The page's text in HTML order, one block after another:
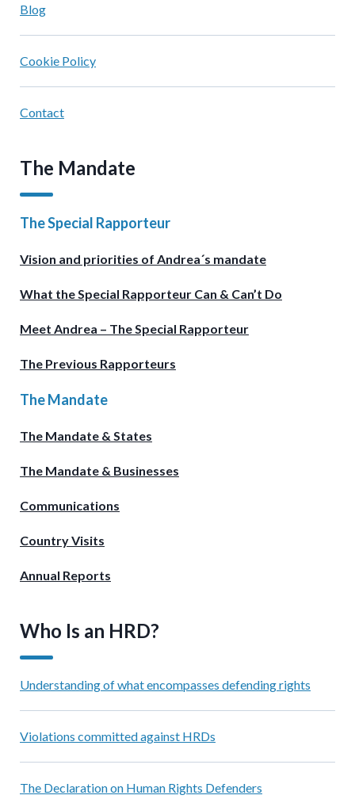
Blog
Cookie Policy
Contact
The Mandate
The Special Rapporteur
Vision and priorities of Andrea´s mandate
What the Special Rapporteur Can & Can’t Do
Meet Andrea – The Special Rapporteur
The Previous Rapporteurs
The Mandate
The Mandate & States
The Mandate & Businesses
Communications
Country Visits
Annual Reports
Who Is an HRD?
Understanding of what encompasses defending rights
Violations committed against HRDs
The Declaration on Human Rights Defenders